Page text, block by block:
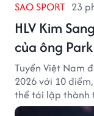
SAO SPORT 23
HLV Kim
của ông Park
Tuyển Việt Nam
2026 với 10
thể tái lập thành
Seo từng tạo ra.